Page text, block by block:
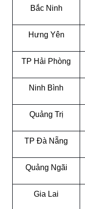
Bắc Ninh
Hưng Yên
TP Hải Phòng
Ninh Bình
Quảng Trị
TP Đà Nẵng
Quảng Ngãi
Gia Lai